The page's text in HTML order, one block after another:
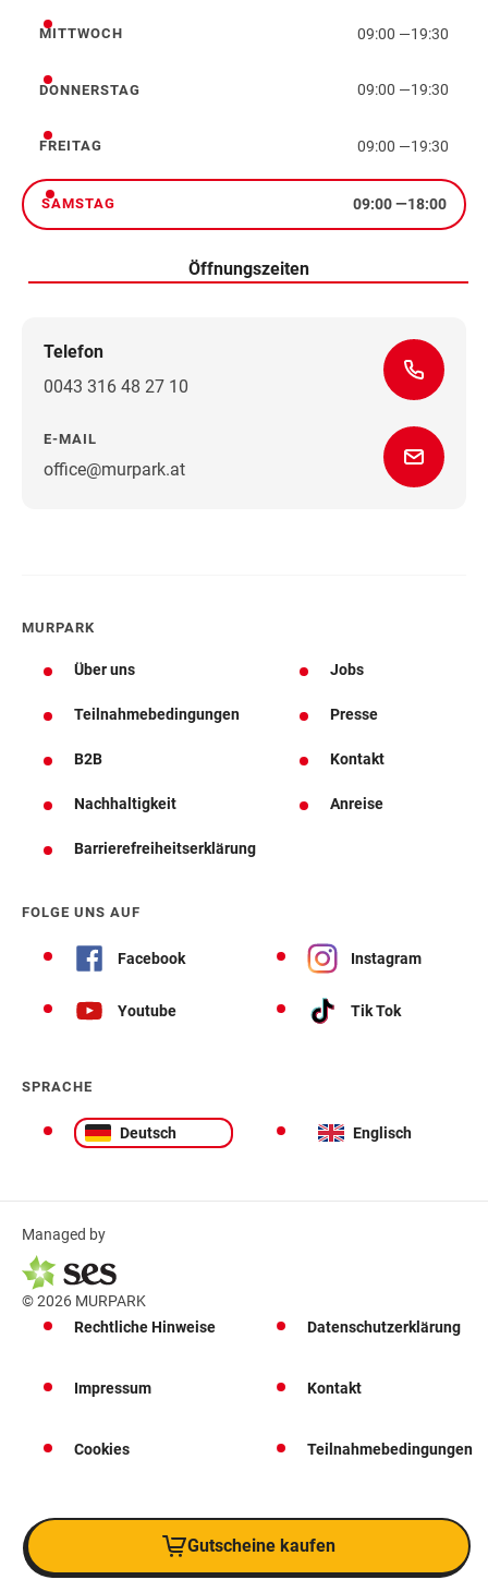
Mittwoch
MITTWOCH 09:00 —19:30
Donnerstag
DONNERSTAG 09:00 —19:30
Freitag
FREITAG 09:00 —19:30
Samstag
SAMSTAG 09:00—18:00
Öffnungszeiten
Telefon
0043 316 48 27 10
E-MAIL
office@murpark.at
MURPARK
Über uns Jobs
Teilnahmebedingungen Presse
B2B Kontakt
Nachhaltigkeit Anreise
Barrierefreiheitserklärung
FOLGE UNS AUF
Facebook Instagram
Youtube Tik Tok
SPRACHE
Deutsch Englisch
Managed by
© 2026 MURPARK
Rechtliche Hinweise
Datenschutzerklärung
Impressum Kontakt
Cookies Teilnahmebedingungen
Gutscheine kaufen